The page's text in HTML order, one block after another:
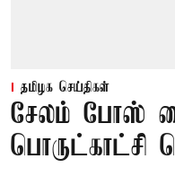
தமிழக செய்திகள்
சேலம் போஸ்
பொருட்காட்சி